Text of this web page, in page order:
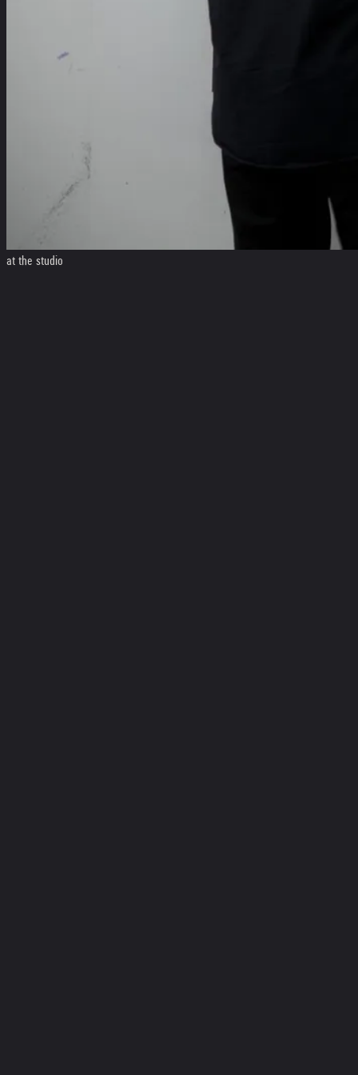
at the studio